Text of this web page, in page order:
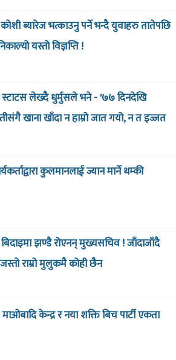
ब्यारेज भत्काउनु पर्ने भन्दै युवाहरु तातेपछि
यस्तो विज्ञप्ति !
स्टाटस लेख्दै धुर्मुसले भने - '७७ दिनदेखि
खाना खाँदा न हाम्रो जात गयो, न त इज्जत
कुलमानलाई ज्यान मार्ने धम्की
झण्डै रोएनन् मुख्यसचिव ! जाँदाजाँदै
राम्रो मुलुकमै कोही छैन
केन्द्र र नया शक्ति बिच पार्टी एकता